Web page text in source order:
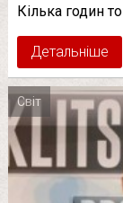
Кілька годин
Детальніше
Світ